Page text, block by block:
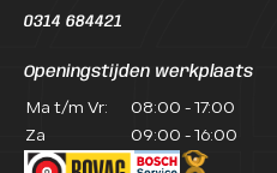
0314 684421
Openingstijden werkplaats
Ma t/m Vr:
08:00 - 17:00
Za
09:00 - 16:00